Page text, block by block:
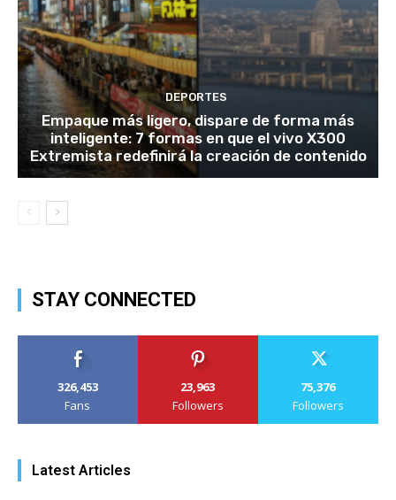
DEPORTES
Empaque más ligero, dispare de forma más
inteligente: 7 formas en que el vivo X300
Extremista redefinirá la creación de contenido
STAY CONNECTED
326,453
Fans
23,963
Followers
75,376
Followers
Latest Articles